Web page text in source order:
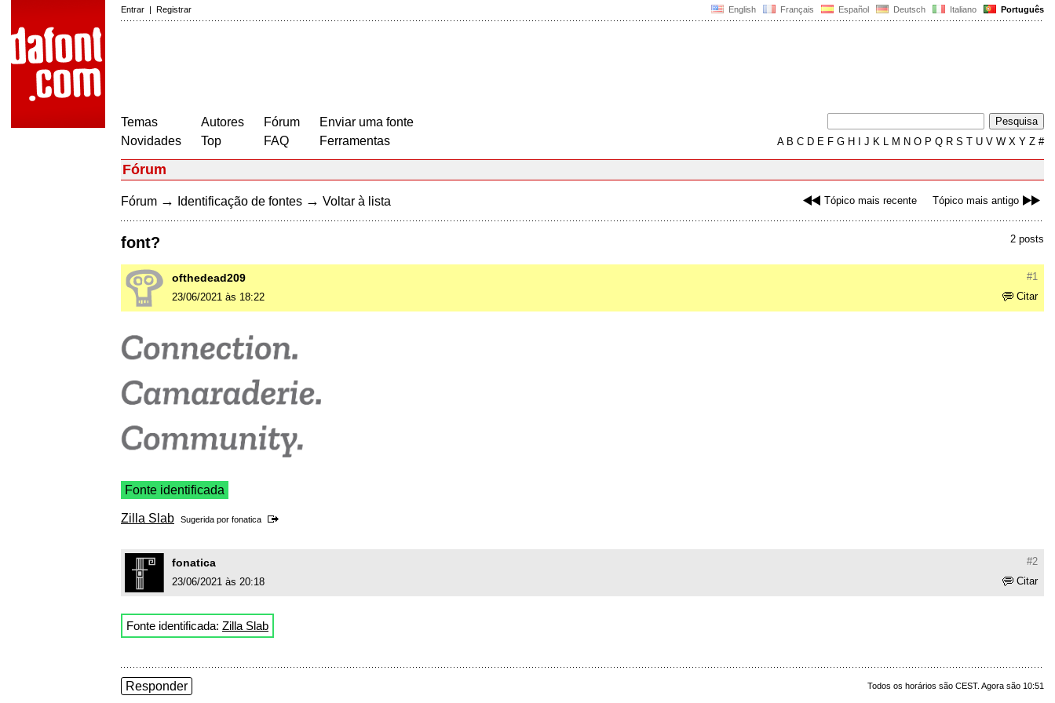
English Français Español Deutsch Italiano Português
Entrar | Registrar
Temas
Novidades
Autores
Top
Fórum
FAQ
Enviar uma fonte
Ferramentas
AB C D E F G H J K L M N O P Q R S T U V W X Y Z #
Fórum
Tópico mais recente Tópico mais antigo
Fórum → Identificação de fontes → Voltar à lista
2 posts
font?
#1
ofthedead209
Citar
23/06/2021 às 18:22
Fonte identificada
Zilla Slab Sugerida por fonatica
#2
fonatica
Citar
23/06/2021 às 20:18
Fonte identificada: Zilla Slab
Todos os horários são CEST. Agora são 10:51
Responder